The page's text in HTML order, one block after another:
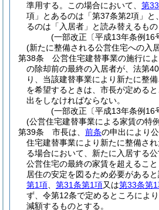
準用する。
この場合において、 第
項」とあるのは「第37条第2項」と
るのは「入居者」と読み替えるもの
(一部改正〔平成13年条例16
(新たに整備される公営住宅への入
第38条
公営住宅建替事業の施行に
の除却前の最終の入居者が、法第
り、当該建替事業により新たに整
を希望するときは、市長が定める
出をしなければならない。
(一部改正〔平成13年条例16
(公営住宅建替事業による家賃の特
第39条
市長は、 前条の申出により
住宅建替事業により新たに整備さ
る場合において、新たに入居する
公営住宅の最終の家賃を超えるこ
居住の安定を図るため必要があると
第1項
第31条第1項又は第33条第
ず、令第12条で定めるところによ
減額するものとする。